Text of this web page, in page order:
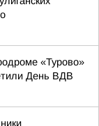
«Турово»
День ВДВ